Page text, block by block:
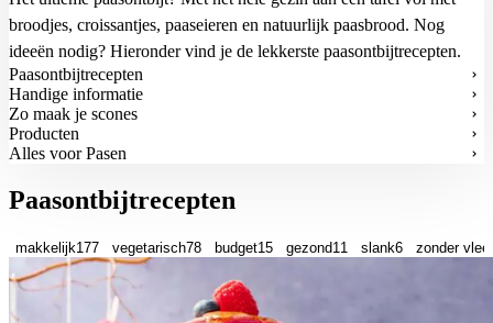
broodjes, croissantjes, paaseieren en natuurlijk paasbrood. Nog
ideeën nodig? Hieronder vind je de lekkerste paasontbijtrecepten.
Paasontbijtrecepten
Handige informatie
Zo maak je scones
Producten
Alles voor Pasen
Paasontbijtrecepten
makkelijk177 vegetarisch78 budget15 gezond11 slank6 zonder